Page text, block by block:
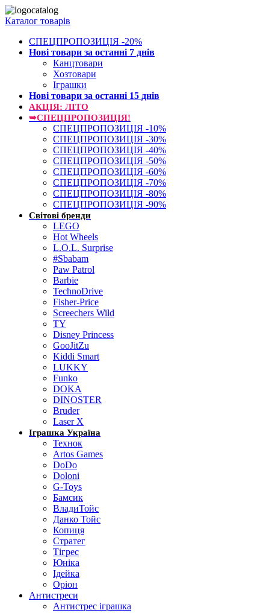
Каталог товарів
СПЕЦПРОПОЗИЦІЯ -20%
Нові товари за останнi 7 днiв
Канцтовари
Хозтовари
Іграшки
Нові товари за останнi 15 днiв
АКЦІЯ: ЛІТО
➥СПЕЦПРОПОЗИЦІЯ!
СПЕЦПРОПОЗИЦІЯ -10%
СПЕЦПРОПОЗИЦІЯ -30%
СПЕЦПРОПОЗИЦІЯ -40%
СПЕЦПРОПОЗИЦІЯ -50%
СПЕЦПРОПОЗИЦІЯ -60%
СПЕЦПРОПОЗИЦІЯ -70%
СПЕЦПРОПОЗИЦІЯ -80%
СПЕЦПРОПОЗИЦІЯ -90%
Світові бренди
LEGO
Hot Wheels
L.O.L. Surprise
#Sbabam
Paw Patrol
Barbie
TechnoDrive
Fisher-Price
Screechers Wild
TY
Disney Princess
GooJitZu
Kiddi Smart
LUKKY
Funko
DOKA
DINOSTER
Bruder
Laser X
Іграшка Україна
Технок
Artos Games
DoDo
Doloni
G-Toys
Бамсик
ВладиТойс
Данко Тойс
Копиця
Стратег
Тігрес
Юніка
Ідейка
Оріон
Антистреси
Антистрес іграшка